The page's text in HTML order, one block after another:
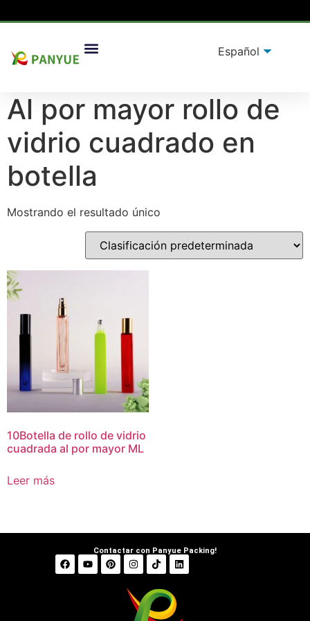
Hogar/producto / Productos etiquetados “Al por
Al por mayor rollo de
vidrio cuadrado en
botella
Mostrando el resultado único
10Botella de rollo de vidrio
cuadrada al por mayor ML
Leer más
Contactar con Panyue Packing!